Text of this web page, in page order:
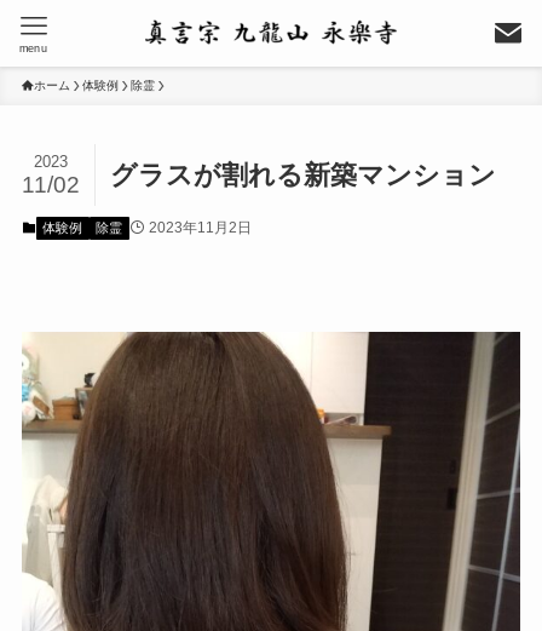
menu
ホーム 体験例 除霊
グラスが割れる新築マンション
2023
11/02
体験例 除霊 2023年11月2日